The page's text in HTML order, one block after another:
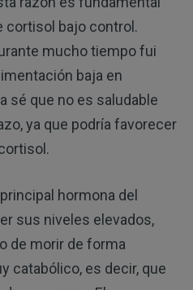
cortisol bajo control.
mucho tiempo fui
baja en
sé que no es saludable
ya que podría favorecer
hormona del
sus niveles elevados,
de morir de forma
catabólico, es decir, que